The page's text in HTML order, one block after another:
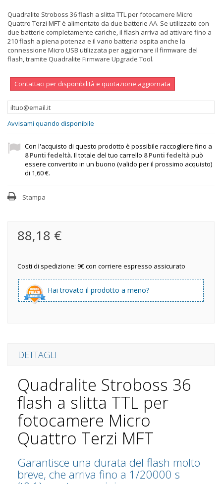
Quadralite Stroboss 36 flash a slitta TTL per fotocamere Micro
Quattro Terzi MFT è alimentato da due batterie AA. Se utilizzato con
due batterie completamente cariche, il flash arriva ad attivare fino a
210 flash a piena potenza e il vano batteria ospita anche la
connessione Micro USB utilizzata per aggiornare il firmware del
flash, tramite Quadralite Firmware Upgrade Tool.
Contattaci per disponibilità e quotazione aggiornata
Avvisami quando disponibile
Con l'acquisto di questo prodotto è possibile raccogliere fino a
8Punti fedeltà. Il totale del tuo carrello 8Punti fedeltà può
essere convertito in un buono (valido per il prossimo acquisto)
di 1,60 €.
Stampa
88,18 €
Costi di spedizione: 9€ con corriere espresso assicurato
Hai trovato il prodotto a meno?
DETTAGLI
Quadralite Stroboss 36
flash a slitta TTL per
fotocamere Micro
Quattro Terzi MFT
Garantisce una durata del flash molto
breve, che arriva fino a 1/20000 s